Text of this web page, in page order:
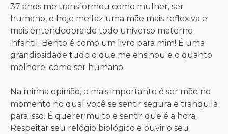
37 anos me transformou como mulher, ser
humano, e hoje me faz uma mãe mais reflexiva e
mais entendedora de todo universo materno
infantil. Bento é como um livro para mim! É uma
grandiosidade tudo o que me ensinou e o quanto
melhorei como ser humano.
Na minha opinião, o mais importante é ser mãe no
momento no qual você se sentir segura e tranquila
para isso. É querer muito e sentir que é a hora.
Respeitar seu relógio biológico e ouvir o seu